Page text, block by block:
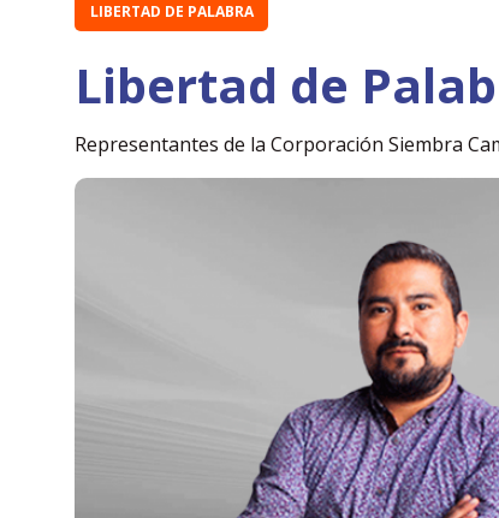
LIBERTAD DE PALABRA
Libertad de
Representantes de la Corporación Siembra